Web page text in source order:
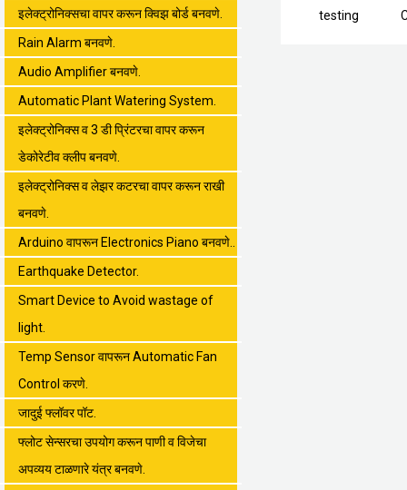
इलेक्ट्रोनिक्सचा वापर करून क्विझ बोर्ड बनवणे.
Rain Alarm बनवणे.
Audio Amplifier बनवणे.
Automatic Plant Watering System.
इलेक्ट्रोनिक्स व 3 डी प्रिंटरचा वापर करून
डेकोरेटीव क्लीप बनवणे.
इलेक्ट्रोनिक्स व लेझर कटरचा वापर करून राखी
बनवणे.
Arduino वापरून Electronics Piano बनवणे..
Earthquake Detector.
Smart Device to Avoid wastage of
light.
Temp Sensor वापरून Automatic Fan
Control करणे.
जादुई फ्लॉवर पॉट.
फ्लोट सेन्सरचा उपयोग करून पाणी व विजेचा
अपव्यय टाळणारे यंत्र बनवणे.
testing